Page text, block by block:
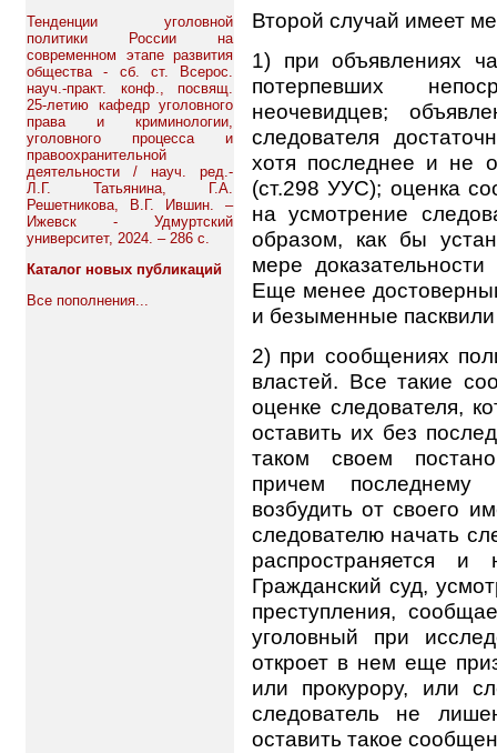
Тенденции уголовной
политики России на
современном этапе развития
общества - сб. ст. Всерос.
науч.-практ. конф., посвящ.
25-летию кафедр уголовного
права и криминологии,
уголовного процесса и
правоохранительной
деятельности / науч. ред.-
Л.Г. Татьянина, Г.А.
Решетникова, В.Г. Ившин. –
Ижевск - Удмуртский
университет, 2024. – 286 с.
Каталог новых публикаций
Все пополнения...
Второй случай имеет
1) при объявлениях
потерпевших
неочевидцев;
следователя
хотя последнее и не
(ст.298 УУС); оценка
на усмотрение
образом, как бы
мере
Еще менее
и безыменные
2) при сообщениях
властей. Все такие
оценке следователя,
оставить их без
таком своем
причем последнему
возбудить от своего
следователю начать
распространяется
Гражданский суд,
преступления,
уголовный при
откроет в нем еще
или прокурору, или
следователь не
оставить такое